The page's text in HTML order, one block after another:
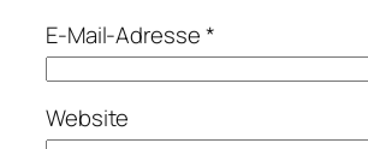
E-Mail-Adresse*
Website